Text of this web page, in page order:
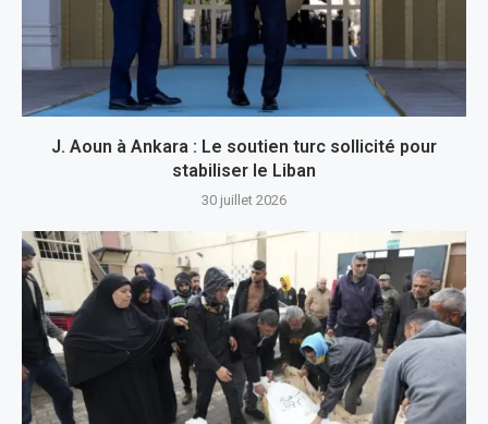
J. Aoun à Ankara : Le soutien turc sollicité pour
stabiliser le Liban
30 juillet 2026